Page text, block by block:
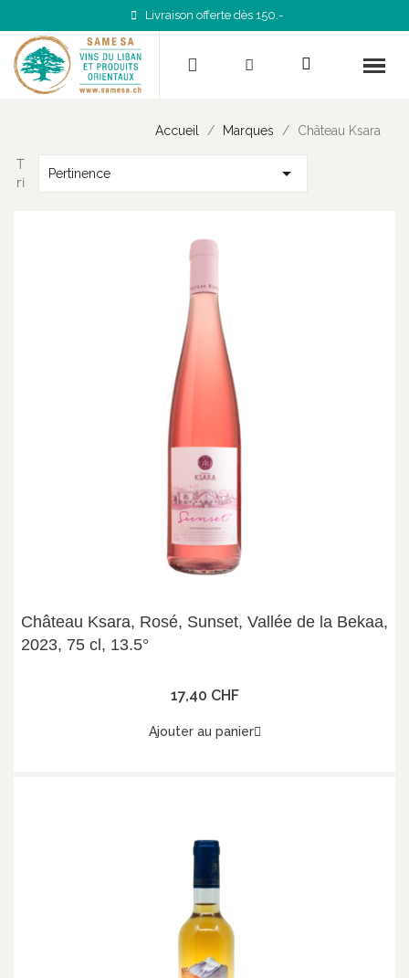
Livraison offerte dès 150.-
Accueil Marques Château Ksara
T
ri
Pertinence 
Château Ksara, Rosé, Sunset, Vallée de la Bekaa,
2023, 75 cl, 13.5°
17,40 CHF
Ajouter au panier